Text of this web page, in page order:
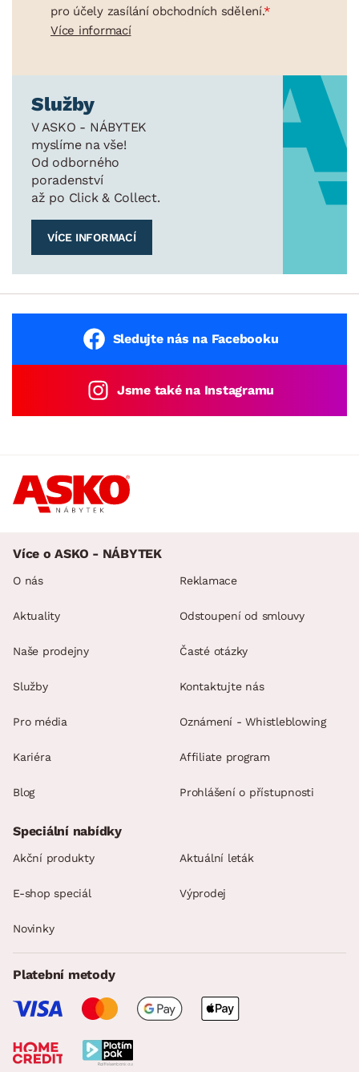
pro účely zasílání obchodních sdělení.
Více informací
Služby
V ASKO - NÁBYTEK
myslíme na vše!
Od odborného
poradenství
až po Click & Collect.
VÍCE INFORMACÍ
Sledujte nás na Facebooku
Jsme také na Instagramu
Více o ASKO - NÁBYTEK
O nás
Aktuality
Naše prodejny
Služby
Pro média
Kariéra
Blog
Reklamace
Odstoupení od smlouvy
Časté otázky
Kontaktujte nás
Oznámení - Whistleblowing
Affiliate program
Prohlášení o přístupnosti
Speciální nabídky
Akční produkty Aktuální leták
E-shop speciál Výprodej
Novinky
Platební metody